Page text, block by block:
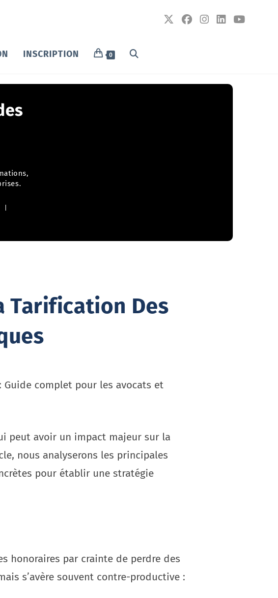
INSCRIPTION 0
Tarification Des
complet pour les avocats et
peut avoir un impact majeur sur la
nous analyserons les principales
pour établir une stratégie
honoraires par crainte de perdre des
s’avère souvent contre-productive :